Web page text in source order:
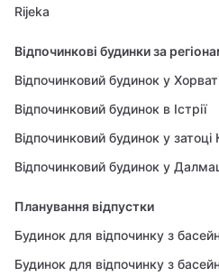
Rijeka
Відпочинкові будинки за
Відпочинковий будинок у
Відпочинковий будинок в Істрії
Відпочинковий будинок у затоці
Відпочинковий будинок у
Планування відпустки
Будинок для відпочинку з
Будинок для відпочинку з